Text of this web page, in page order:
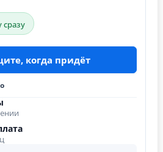
сразу
когда придёт